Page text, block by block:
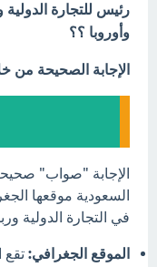
رئيس للتجارة الدولية
وأوروبا ؟؟
الإجابة الصحيحة من
الإجابة "صواب"
السعودية موقعها
في التجارة الدولية
الموقع الجغرافي: